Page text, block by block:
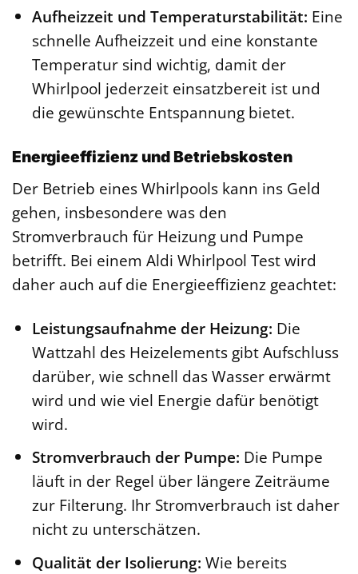
Aufheizzeit und Temperaturstabilität: Eine
schnelle Aufheizzeit und eine konstante
Temperatur sind wichtig, damit der
Whirlpool jederzeit einsatzbereit ist und
die gewünschte Entspannung bietet.
Energieeffizienz und Betriebskosten
Der Betrieb eines Whirlpools kann ins Geld
gehen, insbesondere was den
Stromverbrauch für Heizung und Pumpe
betrifft. Bei einem Aldi Whirlpool Test wird
daher auch auf die Energieeffizienz geachtet:
Leistungsaufnahme der Heizung: Die
Wattzahl des Heizelements gibt Aufschluss
darüber, wie schnell das Wasser erwärmt
wird und wie viel Energie dafür benötigt
wird.
Stromverbrauch der Pumpe: Die Pumpe
läuft in der Regel über längere Zeiträume
zur Filterung. Ihr Stromverbrauch ist daher
nicht zu unterschätzen.
Qualität der Isolierung: Wie bereits